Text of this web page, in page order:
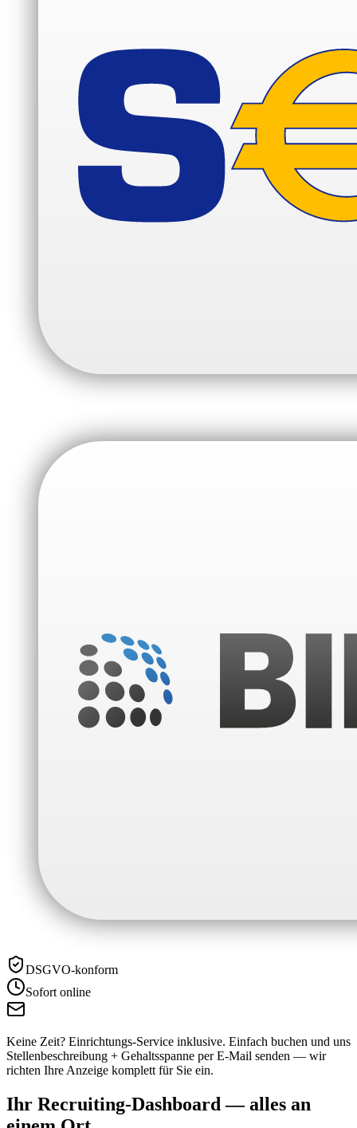
DSGVO-konform
Sofort online
Keine Zeit? Einrichtungs-Service inklusive. Einfach buchen und uns
Stellenbeschreibung + Gehaltsspanne per E-Mail senden — wir
richten Ihre Anzeige komplett für Sie ein.
Ihr Recruiting-Dashboard — alles an